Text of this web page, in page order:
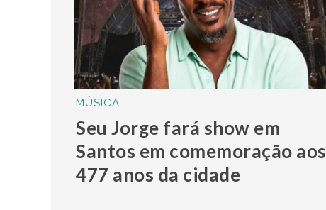
MÚSICA
Seu Jorge fará show em
Santos em comemoração aos
477 anos da cidade